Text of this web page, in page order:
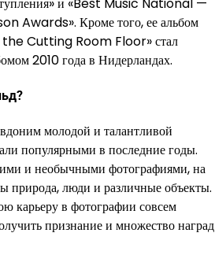
Awards». Кроме того, ее альбом
Cutting Room Floor» стал
2010 года в Нидерландах.
молодой и талантливой
популярными в последние годы.
и необычными фотографиями, на
природа, люди и различные объекты.
карьеру в фотографии совсем
признание и множество наград